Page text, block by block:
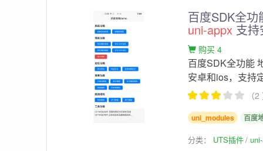
百度SDK全
uni-appx 支
购买 4
百度SDK全功能
安卓和ios，支持
（
uni_modules 百度
分类： UTS插件